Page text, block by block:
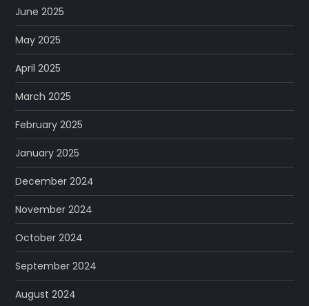
June 2025
May 2025
April 2025
March 2025
February 2025
January 2025
December 2024
November 2024
October 2024
September 2024
August 2024